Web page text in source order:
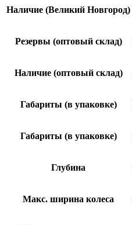
Наличие (Великий Новгород)
Резервы (оптовый склад)
Наличие (оптовый склад)
Габариты (в упаковке)
Габариты (в упаковке)
Глубина
Макс. ширина колеса